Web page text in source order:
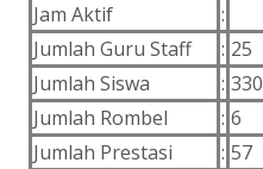
Jam Aktif
:
Jumlah Guru Staff
: 25
Jumlah Siswa
: 330
Jumlah Rombel
: 6
Jumlah Prestasi
: 57